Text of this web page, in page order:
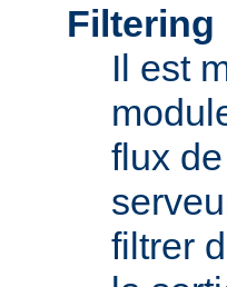
Filtering
Il est
flux
filtrer